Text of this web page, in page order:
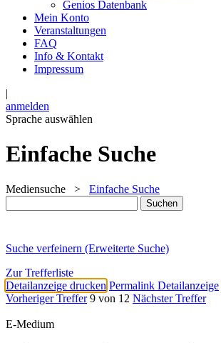
Genios Datenbank
Mein Konto
Veranstaltungen
FAQ
Info & Kontakt
Impressum
|
anmelden
Sprache auswählen
Einfache Suche
Mediensuche > Einfache Suche
Suche verfeinern (Erweiterte Suche)
Zur Trefferliste
Detailanzeige drucken Permalink Detailanzeige
Vorheriger Treffer 9 von 12 Nächster Treffer
E-Medium